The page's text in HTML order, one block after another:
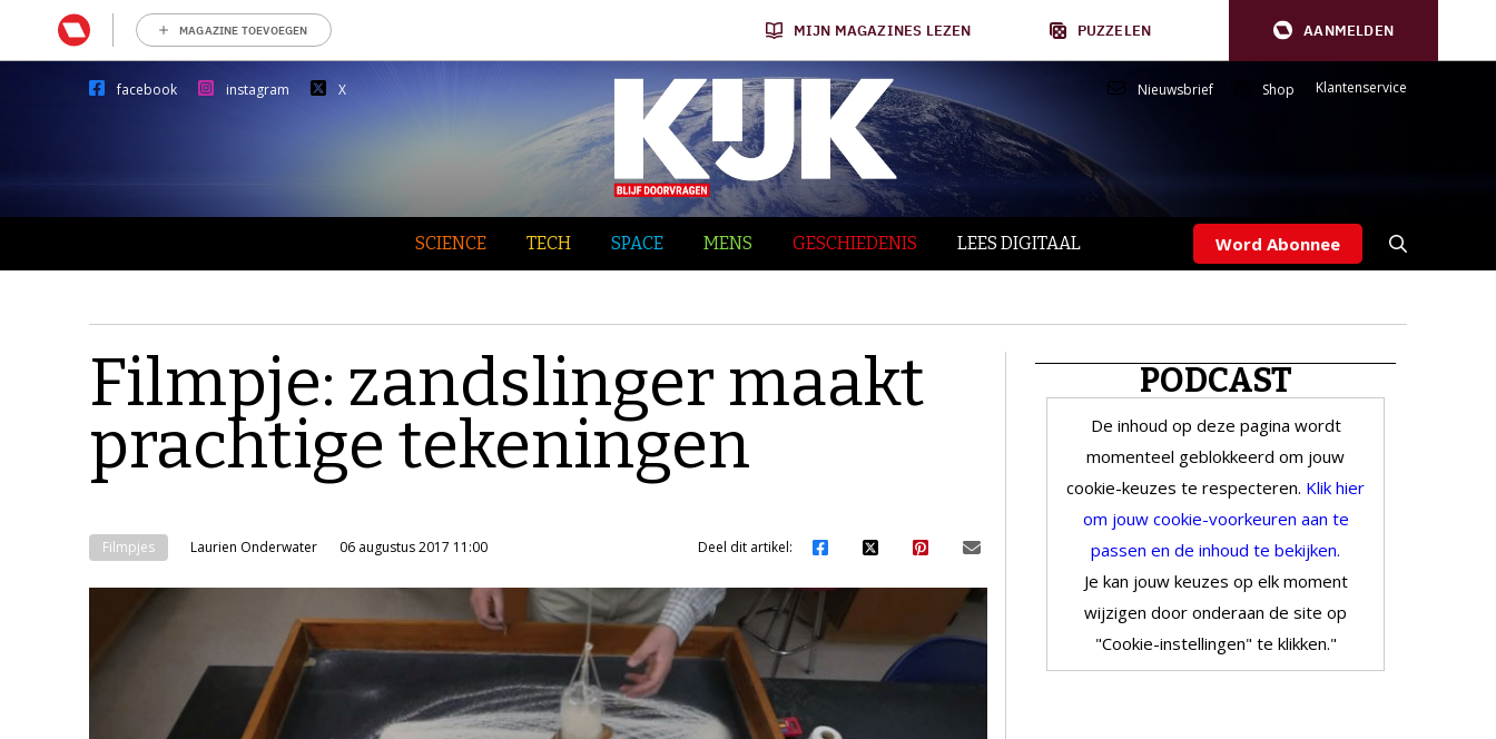
MAGAZINE TOEVOEGEN MIJN MAGAZINES LEZEN PUZZELEN AANMELDEN
facebook instagram X Nieuwsbrief Shop Klantenservice
SCIENCE TECH SPACE MENS GESCHIEDENIS LEES DIGITAAL Word Abonnee
Filmpje: zandslinger maakt
prachtige tekeningen
Filmpjes Laurien Onderwater 06 augustus 2017 11:00 Deel dit artikel:
PODCAST
De inhoud op deze pagina wordt
momenteel geblokkeerd om jouw
cookie-keuzes te respecteren. Klik hier
om jouw cookie-voorkeuren aan te
passen en de inhoud te bekijken.
Je kan jouw keuzes op elk moment
wijzigen door onderaan de site op
"Cookie-instellingen" te klikken."